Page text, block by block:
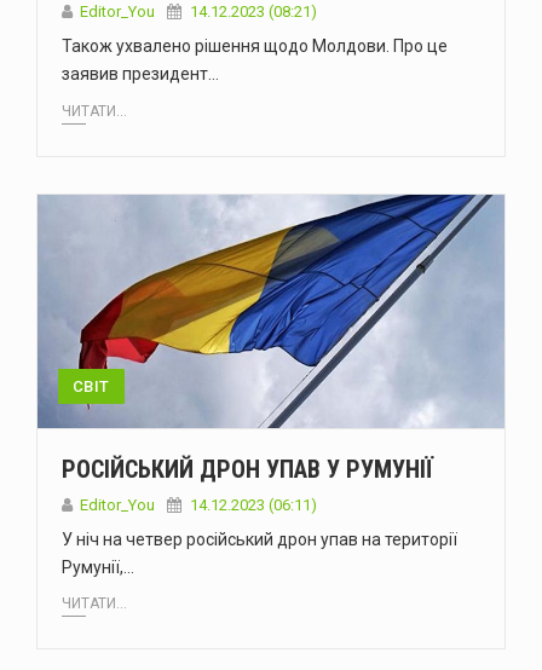
Editor_You 14.12.2023 (08:21)
Також ухвалено рішення щодо Молдови. Про це
заявив президент…
ЧИТАТИ...
СВІТ
РОСІЙСЬКИЙ ДРОН УПАВ У РУМУНІЇ
Editor_You 14.12.2023 (06:11)
У ніч на четвер російський дрон упав на території
Румунії,…
ЧИТАТИ...